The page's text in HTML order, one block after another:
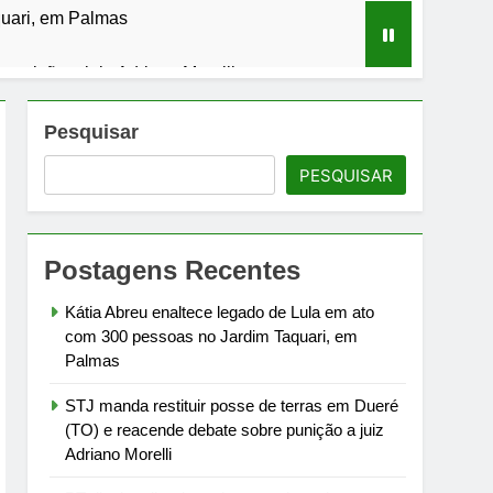
em Palmas
a juiz Adriano Morelli
ações educativas em toda a cidade
Pesquisar
PESQUISAR
Postagens Recentes
Kátia Abreu enaltece legado de Lula em ato
com 300 pessoas no Jardim Taquari, em
Palmas
STJ manda restituir posse de terras em Dueré
(TO) e reacende debate sobre punição a juiz
Adriano Morelli